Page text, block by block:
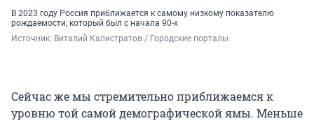
В 2023 году Россия приближается к самому низкому показателю
рождаемости, который был с начала 90-х
Источник: Виталий Калистратов / Городские порталы
Сейчас же мы стремительно приближаемся к
уровню той самой демографической ямы. Меньше